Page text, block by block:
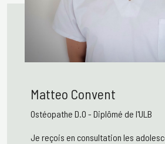
Matteo Convent
Ostéopathe D.O - Diplômé de l'ULB
Je reçois en consultation les